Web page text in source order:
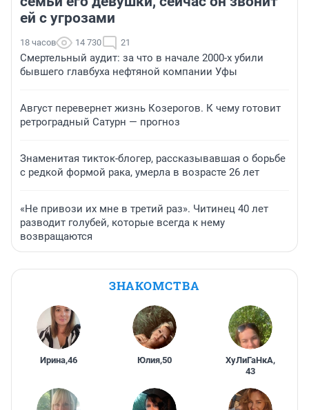
ей с угрозами
18 часов 14 730 21
Смертельный аудит: за что в начале 2000-х убили
бывшего главбуха нефтяной компании Уфы
Август перевернет жизнь Козерогов. К чему готовит
ретроградный Сатурн — прогноз
Знаменитая тикток-блогер, рассказывавшая о борьбе
с редкой формой рака, умерла в возрасте 26 лет
«Не привози их мне в третий раз». Читинец 40 лет
разводит голубей, которые всегда к нему
возвращаются
ЗНАКОМСТВА
Ирина,46 Юлия,50 ХуЛиГаНкА,
43